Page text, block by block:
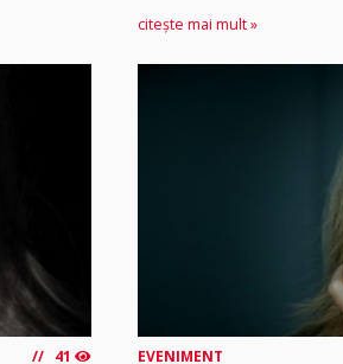
citește mai mult »
41 EVENIMENT